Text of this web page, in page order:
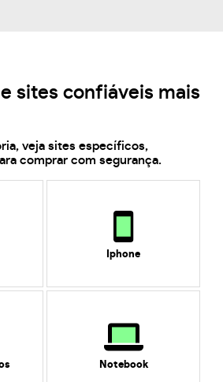
sites confiáveis mais
veja sites específicos,
comprar com segurança.
Iphone
Notebook